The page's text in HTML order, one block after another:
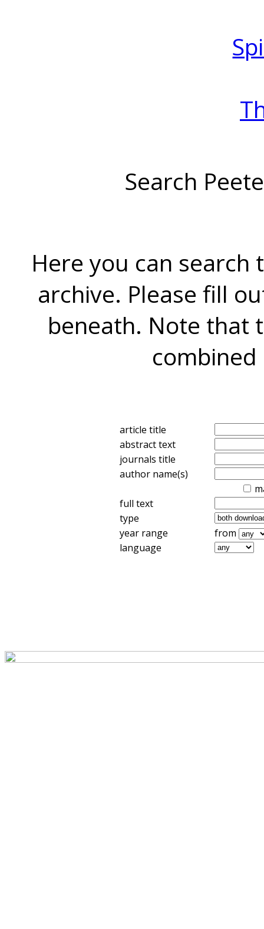
Search
Here you can search
archive. Please fill
beneath. Note that
combined
article title
abstract text
journals title
author name(s)
full text
type
year range
from
language